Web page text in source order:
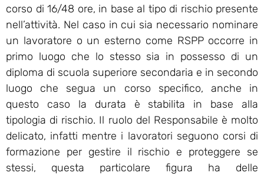
corso di 16/48 ore, in base al tipo di rischio presente
nell’attività. Nel caso in cui sia necessario nominare
un lavoratore o un esterno come RSPP occorre in
primo luogo che lo stesso sia in possesso di un
diploma di scuola superiore secondaria e in secondo
luogo che segua un corso specifico, anche in
questo caso la durata è stabilita in base alla
tipologia di rischio. Il ruolo del Responsabile è molto
delicato, infatti mentre i lavoratori seguono corsi di
formazione per gestire il rischio e proteggere se
stessi, questa particolare figura ha delle